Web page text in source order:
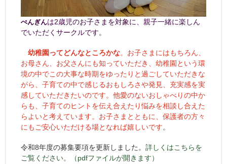
ぺんぎんは2歳児のお子さまを対象に、親子一緒に楽しん
でいただくサークルです。
幼稚園ってどんなところかな。お子さまにはもちろん、
お母さん、お父さんにも知っていただき、幼稚園という環
境の中でこの大事な時期をゆったりと過ごしていただきな
がら、子育ての中で感じるおもしろさや発見、充実感を実
感していただきたいのです。他愛のないおしゃべりの中か
らも、子育てのヒントを伝え合えたり悩みを相談し合えた
らよいと考えています。お子さまとともに、保護者の方々
にもご安心いただける場となれば嬉しいです。
令和8年度の募集要項を更新しました。 詳しくはこちらを
ご覧ください。
（pdfファイルが開きます）